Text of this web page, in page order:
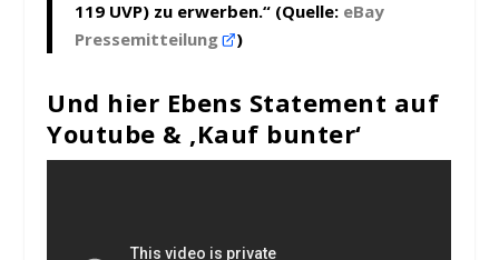
119 UVP) zu erwerben.“ (Quelle: eBay
Pressemitteilung
)
Und hier Ebens Statement auf
Youtube & ‚Kauf bunter‘